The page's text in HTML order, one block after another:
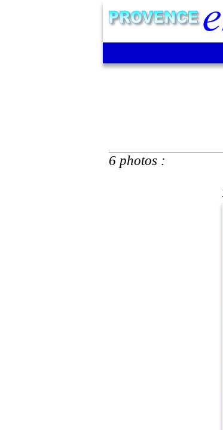
6 photos :